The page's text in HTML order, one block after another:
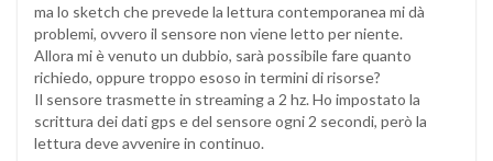
ma lo sketch che prevede la lettura contemporanea mi dà
problemi, ovvero il sensore non viene letto per niente.
Allora mi è venuto un dubbio, sarà possibile fare quanto
richiedo, oppure troppo esoso in termini di risorse?
Il sensore trasmette in streaming a 2 hz. Ho impostato la
scrittura dei dati gps e del sensore ogni 2 secondi, però la
lettura deve avvenire in continuo.